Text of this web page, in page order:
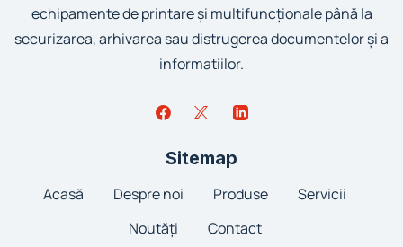
echipamente de printare și multifuncționale până la
securizarea, arhivarea sau distrugerea documentelor și a
informatiilor.
Sitemap
Acasă Despre noi Produse
Servicii
Noutăți
Contact